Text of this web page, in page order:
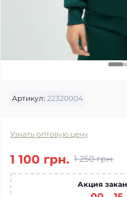
Артикул: 22320004
Узнать оптовую цену
1 250 грн.
1 100 грн.
Акция